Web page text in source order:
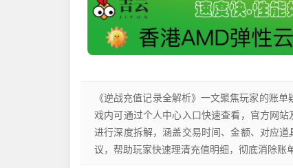
《逆战充值记录全解析》一文聚焦玩家的账
戏内可通过个人中心入口快速查看，官方网
进行深度拆解，涵盖交易时间、金额、对应
议，帮助玩家快速理清充值明细，彻底消除账